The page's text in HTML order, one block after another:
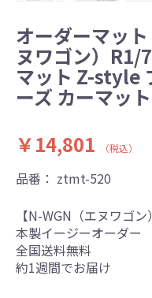
オーダーマッ
ヌワゴン）R1/
マット Z-style
ーズ カーマッ
￥14,801
（税込）
品番： ztmt-520
【N-WGN（エヌワゴ
本製イージーオーダー
全国送料無料
約1週間でお届け